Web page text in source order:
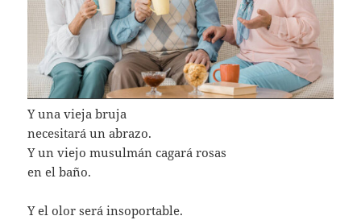
Y una vieja bruja
necesitará un abrazo.
Y un viejo musulmán cagará rosas
en el baño.
Y el olor será insoportable.